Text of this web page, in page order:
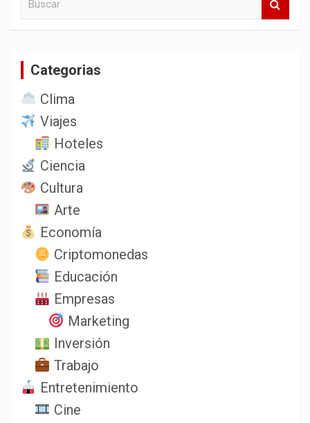
Categorias
Clima
Viajes
Hoteles
Ciencia
Cultura
Arte
Economía
Criptomonedas
Educación
Empresas
Marketing
Inversión
Trabajo
Entretenimiento
Cine